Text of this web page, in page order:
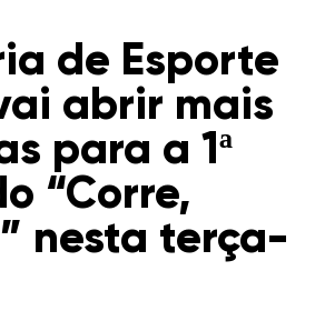
de Esporte
abrir mais
para a 1ª
“Corre,
nesta terça-